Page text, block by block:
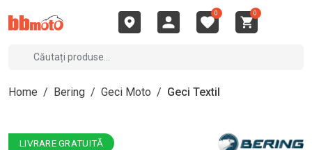
0 0
Home / Bering / Geci Moto / Geci Textil
LIVRARE GRATUITĂ